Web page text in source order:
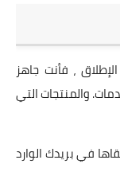
، فأنت جاهز
والمنتجات التي
في بريدك الوارد